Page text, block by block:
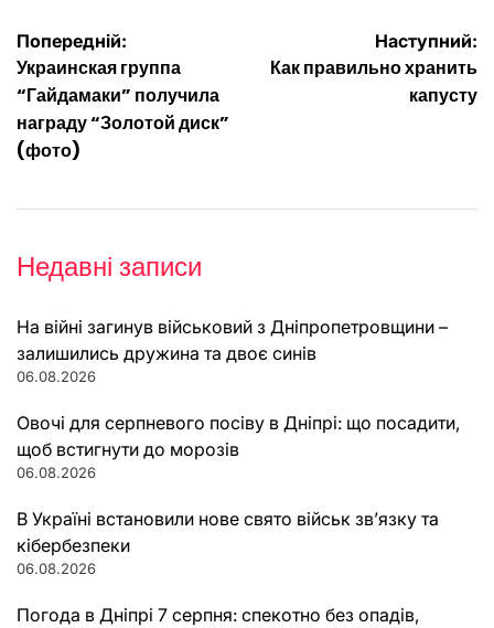
Навігація
записів
Попередній:
Украинская группа
“Гайдамаки” получила
награду “Золотой диск”
(фото)
Наступний:
Как правильно хранить
капусту
Недавні записи
На війні загинув військовий з Дніпропетровщини –
залишились дружина та двоє синів
06.08.2026
Овочі для серпневого посіву в Дніпрі: що посадити,
щоб встигнути до морозів
06.08.2026
В Україні встановили нове свято військ зв’язку та
кібербезпеки
06.08.2026
Погода в Дніпрі 7 серпня: спекотно без опадів,